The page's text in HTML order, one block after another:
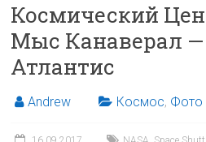
Космический
Мыс Канаверал
Атлантис
Andrew Космос, Фото